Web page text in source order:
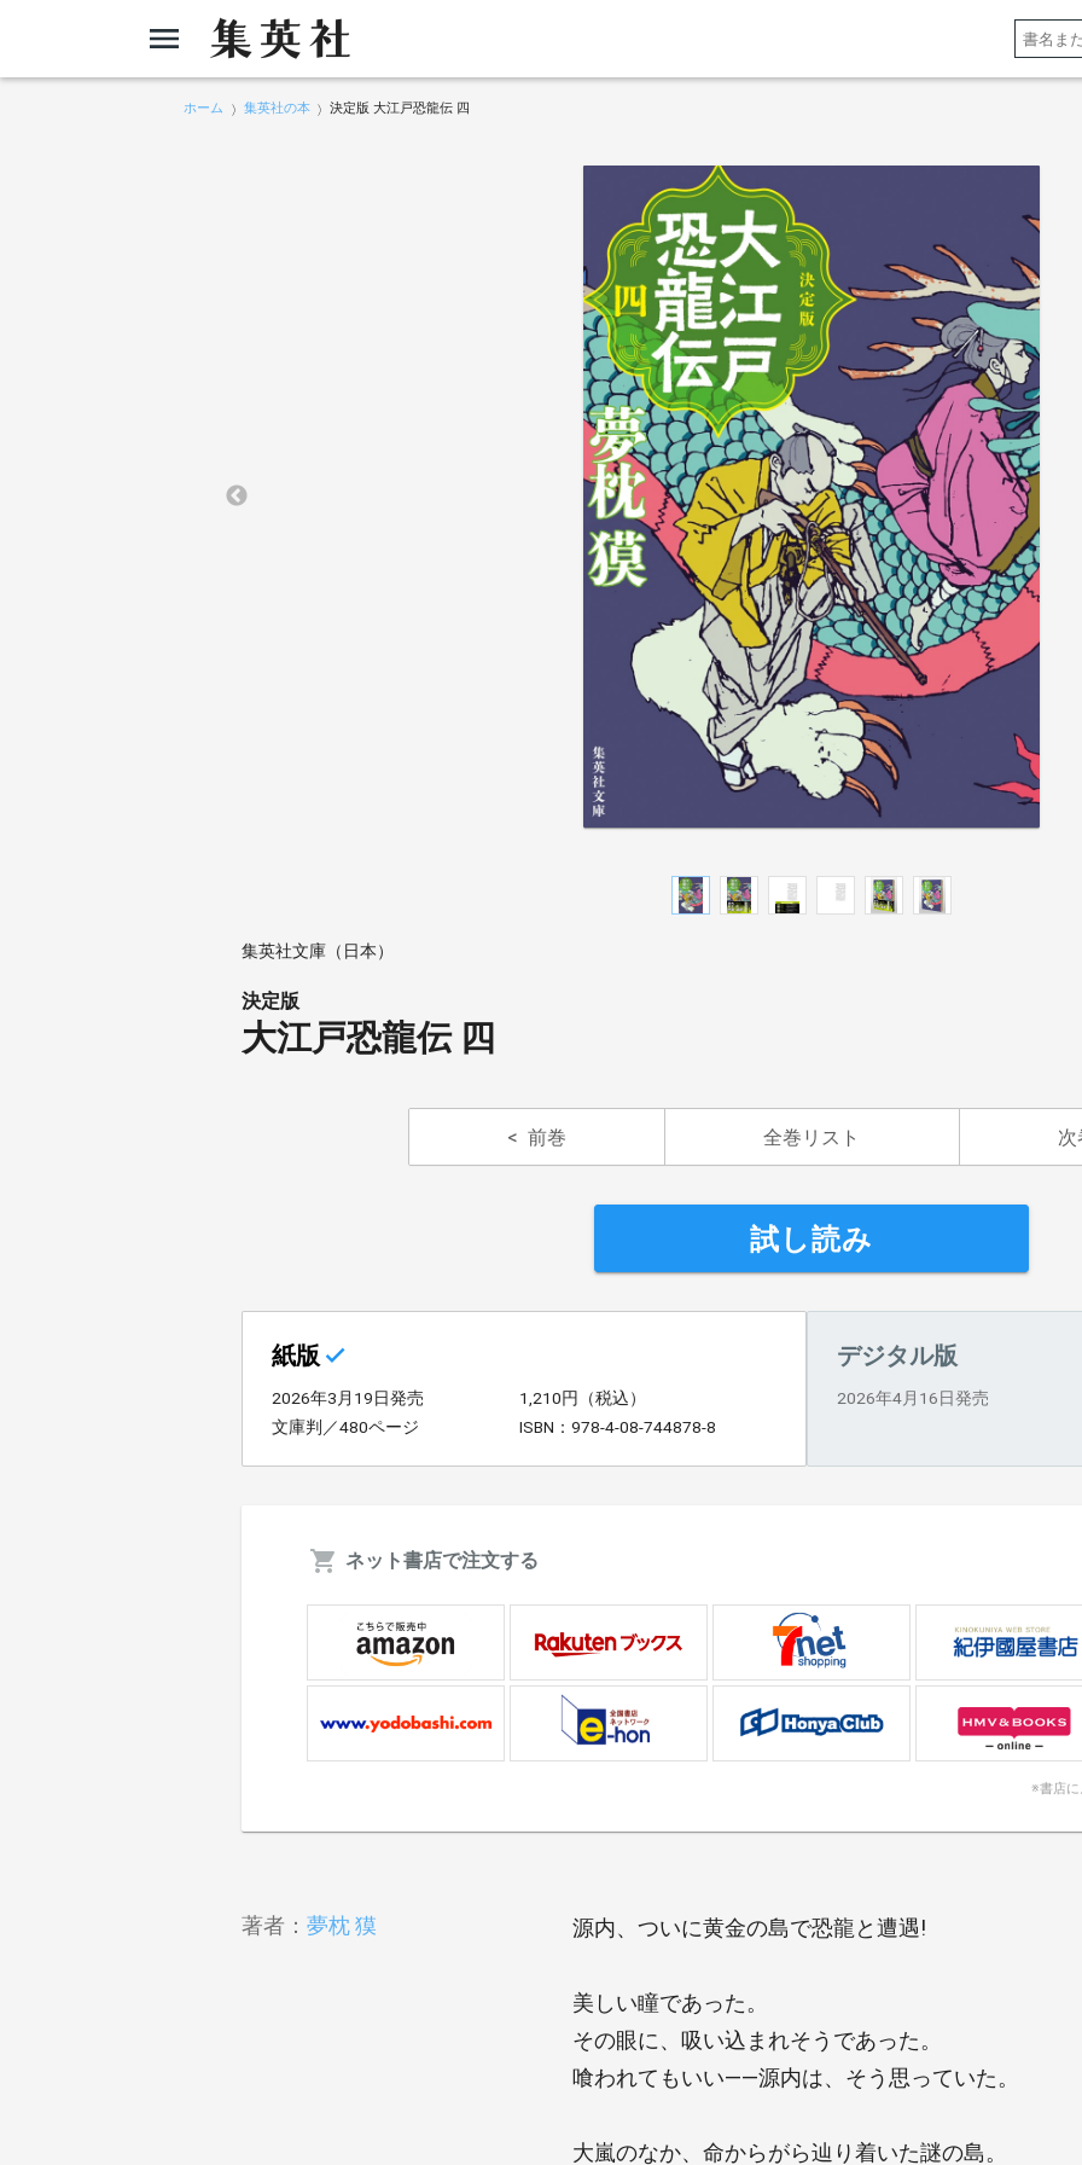
ホーム 集英社の本 決定版 大江戸恐龍伝 四
集英社文庫（日本）
決定版
大江戸恐龍伝 四
前巻 全巻リスト 次
試し読み
紙版
2026年3月19日発売
1,210円（税込）
文庫判／480ページ
ISBN：978-4-08-744878-8
デジタル版
2026年4月16日発売
ネット書店で注文する
※書店に
著者： 夢枕 獏 源内、ついに黄金の島で恐龍と遭遇!
美しい瞳であった。
その眼に、吸い込まれそうであった。
喰われてもいい――源内は、そう思っていた。
大嵐のなか、命からがら辿り着いた謎の島。